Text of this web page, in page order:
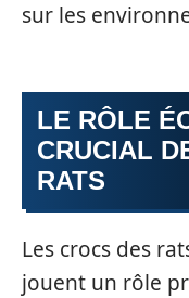
sur les
LE RÔLE
CRUCIAL
RATS
Les crocs des
jouent un rôle